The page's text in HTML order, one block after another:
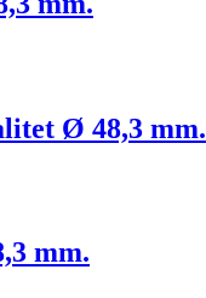
Ø 48,3 mm.
mm.